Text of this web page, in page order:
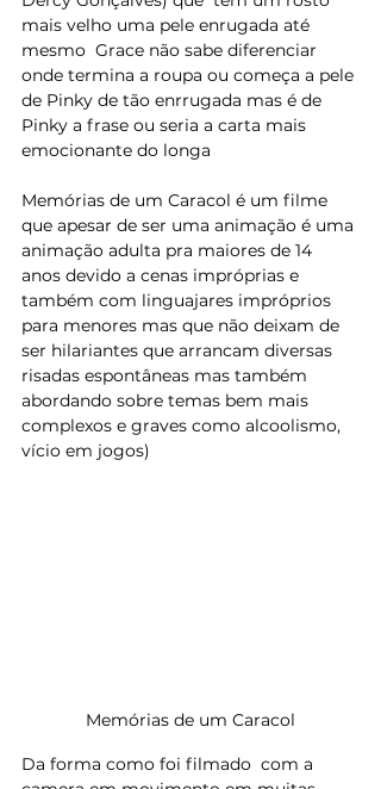
mais velho uma pele enrugada até
mesmo  Grace não sabe diferenciar
onde termina a roupa ou começa a pele
de Pinky de tão enrrugada mas é de
Pinky a frase ou seria a carta mais
emocionante do longa
Memórias de um Caracol é um filme
que apesar de ser uma animação é uma
animação adulta pra maiores de 14
anos devido a cenas impróprias e
também com linguajares impróprios
para menores mas que não deixam de
ser hilariantes que arrancam diversas
risadas espontâneas mas também
abordando sobre temas bem mais
complexos e graves como alcoolismo,
vício em jogos)
Memórias de um Caracol
Da forma como foi filmado  com a